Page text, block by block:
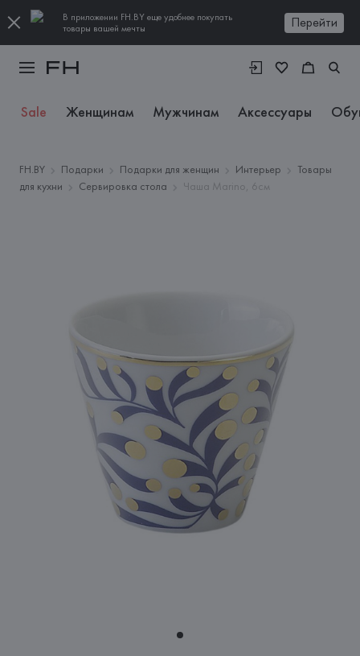
В приложении FH.BY еще удобнее покупать
товары вашей мечты
Перейти
Sale Женщинам Мужчинам Аксессуары
FH.BY Подарки Подарки для женщин Интерьер
Товары
для кухни
Сервировка стола Чаша Marino, 6см